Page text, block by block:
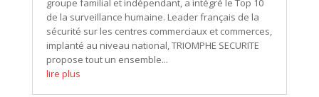
groupe familial et indépendant, a intégré le Top 10
de la surveillance humaine. Leader français de la
sécurité sur les centres commerciaux et commerces,
implanté au niveau national, TRIOMPHE SECURITE
propose tout un ensemble...
lire plus